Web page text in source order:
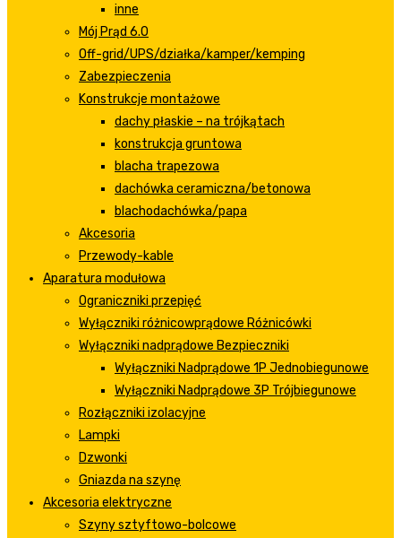
inne
Mój Prąd 6.0
Off-grid/UPS/działka/kamper/kemping
Zabezpieczenia
Konstrukcje montażowe
dachy płaskie – na trójkątach
konstrukcja gruntowa
blacha trapezowa
dachówka ceramiczna/betonowa
blachodachówka/papa
Akcesoria
Przewody-kable
Aparatura modułowa
Ograniczniki przepięć
Wyłączniki różnicowprądowe Różnicówki
Wyłączniki nadprądowe Bezpieczniki
Wyłączniki Nadprądowe 1P Jednobiegunowe
Wyłączniki Nadprądowe 3P Trójbiegunowe
Rozłączniki izolacyjne
Lampki
Dzwonki
Gniazda na szynę
Akcesoria elektryczne
Szyny sztyftowo-bolcowe